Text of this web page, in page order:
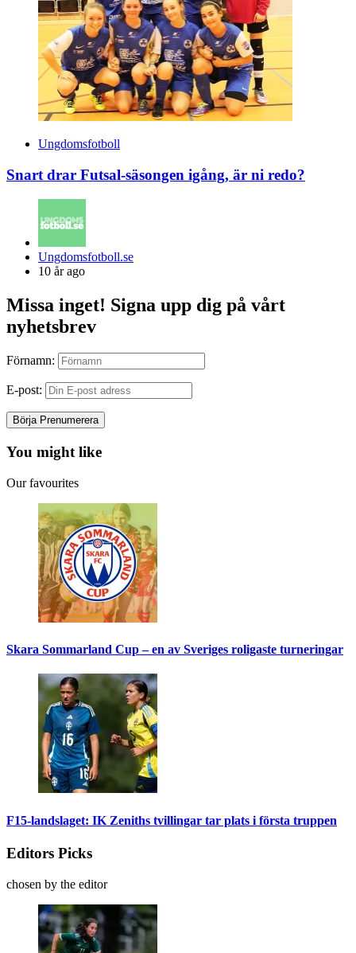
Ungdomsfotboll
Snart drar Futsal-säsongen igång, är ni redo?
Posted
by
Ungdomsfotboll.se
10 år ago
Missa inget! Signa upp dig på vårt
nyhetsbrev
Förnamn:
E-post:
You might like
Our favourites
Skara Sommarland Cup – en av Sveriges roligaste turneringar
F15-landslaget: IK Zeniths tvillingar tar plats i första truppen
Editors Picks
chosen by the editor